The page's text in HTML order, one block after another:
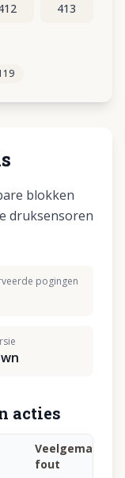
413
422
blokken
druksensoren
pogingen
acties
Veelgemaakte
fout